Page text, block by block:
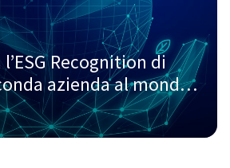
Recognition di
azienda al mondo